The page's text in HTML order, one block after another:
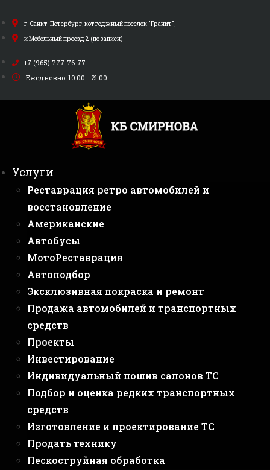
к
содержимому
г. Санкт-Петербург, коттеджный поселок "Гранит",
и Мебельный проезд 2 (по записи)
+7 (965) 777-76-77
Ежедневно: 10:00 - 21:00
Услуги
Реставрация ретро автомобилей и
восстановление
Американские
Автобусы
МотоРеставрация
Автоподбор
Эксклюзивная покраска и ремонт
Продажа автомобилей и транспортных
средств
Проекты
Инвестирование
Индивидуальный пошив салонов ТС
Подбор и оценка редких транспортных
средств
Изготовление и проектирование ТС
Продать технику
Пескоструйная обработка